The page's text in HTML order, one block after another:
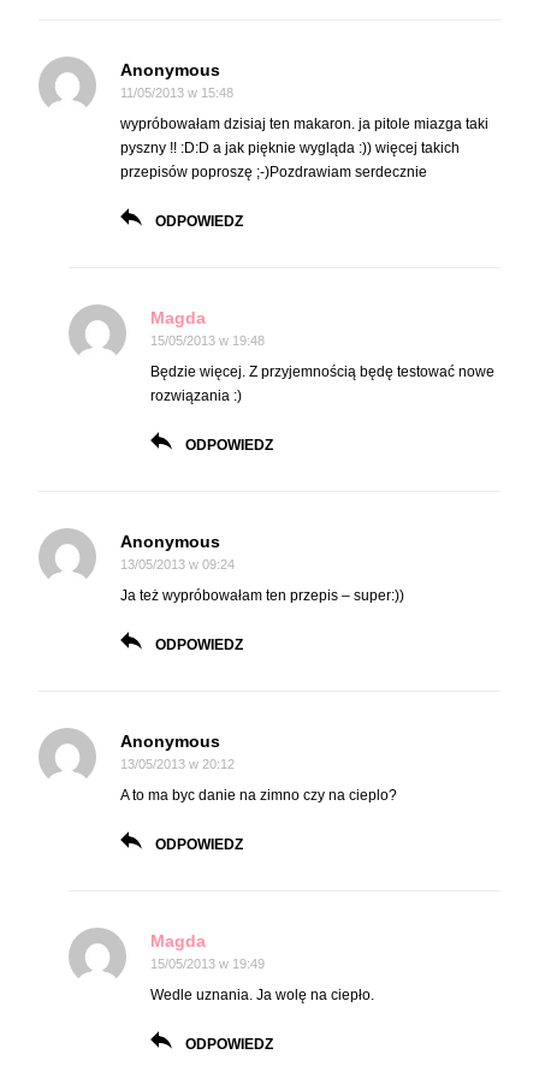
Anonymous
11/05/2013 w 15:48
wypróbowałam dzisiaj ten makaron. ja pitole miazga taki
pyszny !! :D:D a jak pięknie wygląda :)) więcej takich
przepisów poproszę ;-)Pozdrawiam serdecznie
ODPOWIEDZ
Magda
15/05/2013 w 19:48
Będzie więcej. Z przyjemnością będę testować nowe
rozwiązania :)
ODPOWIEDZ
Anonymous
13/05/2013 w 09:24
Ja też wypróbowałam ten przepis – super:))
ODPOWIEDZ
Anonymous
13/05/2013 w 20:12
A to ma byc danie na zimno czy na cieplo?
ODPOWIEDZ
Magda
15/05/2013 w 19:49
Wedle uznania. Ja wolę na ciepło.
ODPOWIEDZ